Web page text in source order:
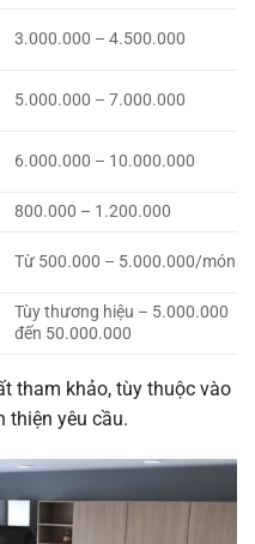
3.000.000 – 4.500.000
5.000.000 – 7.000.000
6.000.000 – 10.000.000
800.000 – 1.200.000
Từ 500.000 – 5.000.000/món
Tùy thương hiệu – 5.000.000
đến 50.000.000
tham khảo, tùy thuộc vào
thiện yêu cầu.